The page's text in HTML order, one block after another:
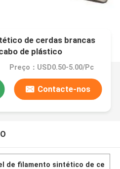
de cerdas brancas
de plástico
Preço：USD0.50-5.00/Pc
Contacte-nos
de filamento sintético de ce